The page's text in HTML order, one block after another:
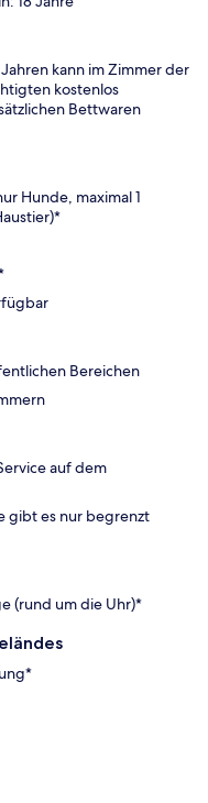
kann im Zimmer der
kostenlos
Bettwaren
Hunde, maximal 1
Bereichen
auf dem
gibt es nur begrenzt
(rund um die Uhr)*